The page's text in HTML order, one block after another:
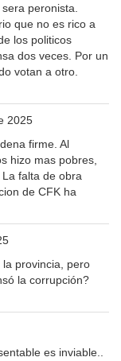
peronista.
que no es rico a
los politicos
dos veces. Por un
votan a otro.
2025
firme. Al
hizo mas pobres,
falta de obra
de CFK ha
provincia, pero
la corrupción?
es inviable..